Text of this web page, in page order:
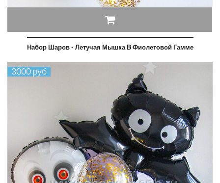
Набор Шаров - Летучая Мышка В Фиолетовой Гамме
3000 руб